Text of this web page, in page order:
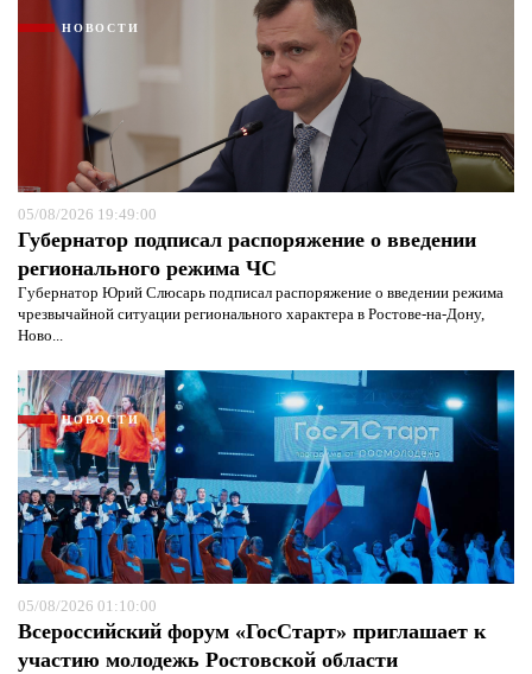
НОВОСТИ
05/08/2026 19:49:00
Губернатор подписал распоряжение о введении
регионального режима ЧС
Губернатор Юрий Слюсарь подписал распоряжение о введении режима
чрезвычайной ситуации регионального характера в Ростове-на-Дону,
Ново...
НОВОСТИ
05/08/2026 01:10:00
Всероссийский форум «ГосСтарт» приглашает к
участию молодежь Ростовской области